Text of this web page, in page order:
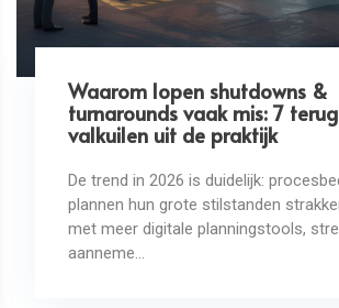
Waarom lopen shutdowns &
turnarounds vaak mis: 7
valkuilen uit de praktijk
De trend in 2026 is duidelijk:
plannen hun grote stilstanden
met meer digitale planningstools,
aanneme...